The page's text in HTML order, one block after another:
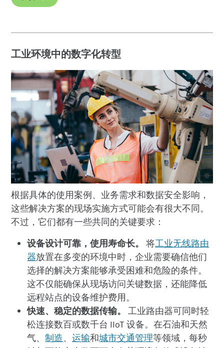
工业环境中的数字化转型
根据具体的使用案例、业务需求和数据安全影响，
这些解决方案的现场实施方式可能会有很大不同。
不过，它们都有一些共同的关键要求：
设备设计可靠，使用寿命长。将工业无线路由
器放置在多变的环境中时，企业需要确信他们
选择的解决方案能够承受困难和危险的条件。
这不仅能确保从现场访问关键数据，还能降低
远程站点的设备维护费用。
快速、稳定的数据传输。工业路由器可同时轻
松连接数百或数千台 IIoT 设备。在石油和天然
气、制造、运输和城市交通管理等领域，每秒